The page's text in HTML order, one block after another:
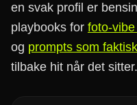
en svak profil er
playbooks for foto-
og prompts som
tilbake hit når det sitter.